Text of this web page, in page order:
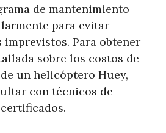
de mantenimiento
para evitar
imprevistos. Para obtener
sobre los costos de
un helicóptero Huey,
con técnicos de